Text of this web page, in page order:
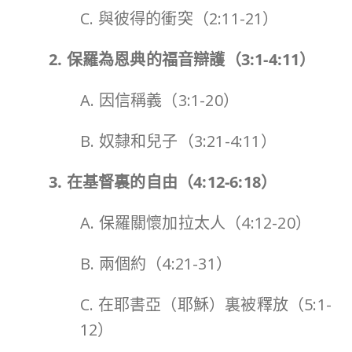
C. 與彼得的衝突（2:11-21）
2. 保羅為恩典的福音辯護（3:1-4:11）
A. 因信稱義（3:1-20）
B. 奴隸和兒子（3:21-4:11）
3. 在基督裏的自由（4:12-6:18）
A. 保羅關懷加拉太人（4:12-20）
B. 兩個約（4:21-31）
C. 在耶書亞（耶穌）裏被釋放（5:1-
12）